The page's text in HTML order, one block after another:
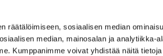
räätälöimiseen, sosiaalisen median
median, mainosalan ja analytiikka-
Kumppanimme voivat yhdistää näitä
tavalliseen moottoriin. Ne tarjoavat
Täysrosteriset vaihteet on
elintarvike- ja lääketeollisuuden